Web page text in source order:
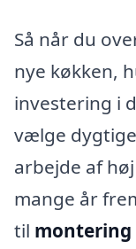
Så når du
nye køkken,
investering i
vælge
arbejde af
mange år
til montering